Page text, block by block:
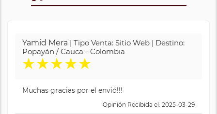
Yamid Mera | Tipo Venta: Sitio Web | Destino:
Popayán / Cauca - Colombia
★★★★★
Muchas gracias por el envió!!!
Opinión Recibida el: 2025-03-29